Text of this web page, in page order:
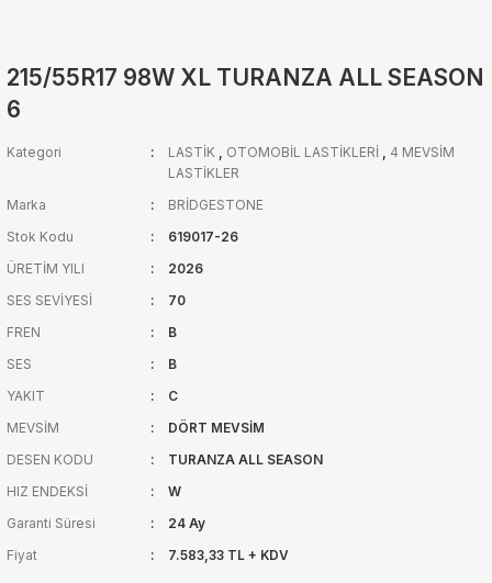
215/55R17 98W XL TURANZA ALL SEASON
6
Kategori LASTİK , OTOMOBİL LASTİKLERİ , 4 MEVSİM
LASTİKLER
Marka
BRİDGESTONE
Stok Kodu
619017-26
ÜRETİM YILI
2026
SES SEVİYESİ
70
FREN
B
SES
B
YAKIT
C
MEVSİM
DÖRT MEVSİM
DESEN KODU
TURANZA ALL SEASON
HIZ ENDEKSİ
W
Garanti Süresi
24 Ay
Fiyat
7.583,33 TL + KDV